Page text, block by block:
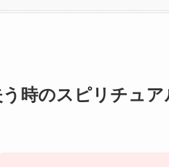
う時のスピリチュ